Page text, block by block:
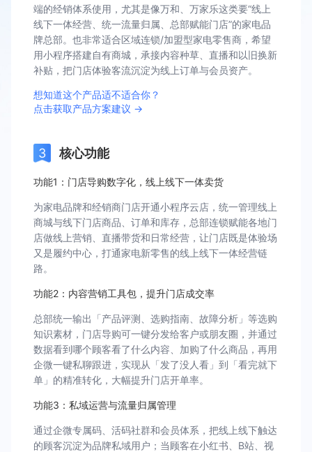
端的经销体系使用，尤其是像万和、万家乐这类要“线上
线下一体经营、统一流量归属、总部赋能门店”的家电品
牌总部。也非常适合区域连锁/加盟型家电零售商，希望
用小程序搭建自有商城，承接内容种草、直播和以旧换新
补贴，把门店体验客流沉淀为线上订单与会员资产。
想知道这个产品适不适合你？
点击获取产品方案建议 →
核心功能
功能1：门店导购数字化，线上线下一体卖货
为家电品牌和经销商门店开通小程序云店，统一管理线上
商城与线下门店商品、订单和库存，总部连锁赋能各地门
店做线上营销、直播带货和日常经营，让门店既是体验场
又是履约中心，打通家电新零售的线上线下一体经营链
路。
功能2：内容营销工具包，提升门店成交率
总部统一输出「产品评测、选购指南、故障分析」等选购
知识素材，门店导购可一键分发给客户或朋友圈，并通过
数据看到哪个顾客看了什么内容、加购了什么商品，再用
企微一键私聊跟进，实现从「发了没人看」到「看完就下
单」的精准转化，大幅提升门店开单率。
功能3：私域运营与流量归属管理
通过企微专属码、活码社群和会员体系，把线上线下触达
的顾客沉淀为品牌私域用户；当顾客在小红书、B站、视